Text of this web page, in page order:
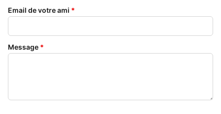
Email de votre ami *
Message *